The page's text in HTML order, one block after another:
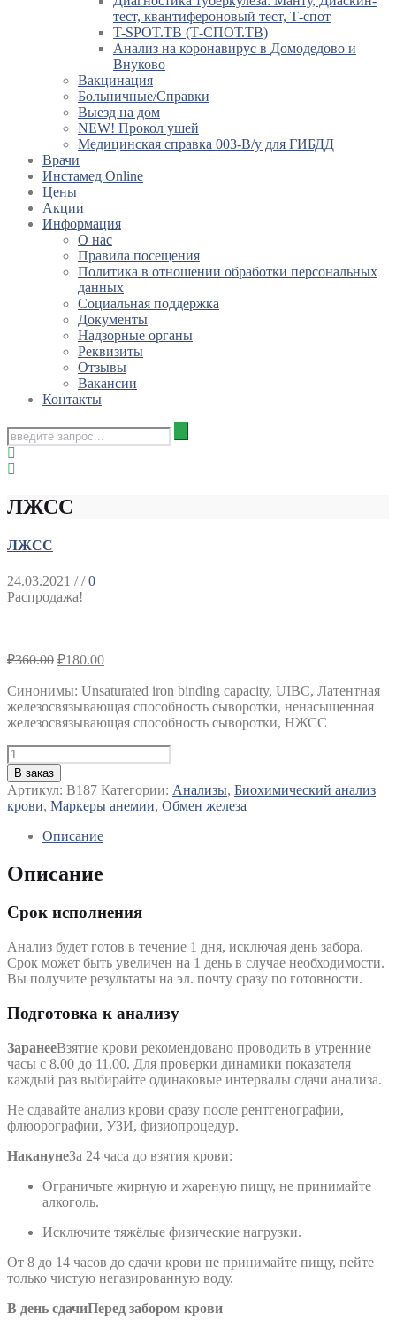
тест, квантифероновый тест, Т-спот
T-SPOT.TB (Т-СПОТ.ТВ)
Анализ на коронавирус в Домодедово и
Внуково
Вакцинация
Больничные/Справки
Выезд на дом
NEW! Прокол ушей
Медицинская справка 003-В/у для ГИБДД
Врачи
Инстамед Online
Цены
Акции
Информация
О нас
Правила посещения
Политика в отношении обработки персональных
данных
Социальная поддержка
Документы
Надзорные органы
Реквизиты
Отзывы
Вакансии
Контакты
ЛЖСС
ЛЖСС
24.03.2021 / /0
Распродажа!
₽360.00 ₽180.00
Синонимы: Unsaturated iron binding capacity, UIBC, Латентная
железосвязывающая способность сыворотки, ненасыщенная
железосвязывающая способность сыворотки, НЖСС
Количество
ЛЖСС
В заказ
Артикул: B187 Категории: Анализы, Биохимический анализ
крови, Маркеры анемии, Обмен железа
Описание
Описание
Срок исполнения
Анализ будет готов в течение 1 дня, исключая день забора.
Срок может быть увеличен на 1 день в случае необходимости.
Вы получите результаты на эл. почту сразу по готовности.
Подготовка к анализу
ЗаранееВзятие крови рекомендовано проводить в утренние
часы с 8.00 до 11.00. Для проверки динамики показателя
каждый раз выбирайте одинаковые интервалы сдачи анализа.
Не сдавайте анализ крови сразу после рентгенографии,
флюорографии, УЗИ, физиопроцедур.
НаканунеЗа 24 часа до взятия крови:
Ограничьте жирную и жареную пищу, не принимайте
алкоголь.
Исключите тяжёлые физические нагрузки.
От 8 до 14 часов до сдачи крови не принимайте пищу, пейте
только чистую негазированную воду.
В день сдачиПеред забором крови